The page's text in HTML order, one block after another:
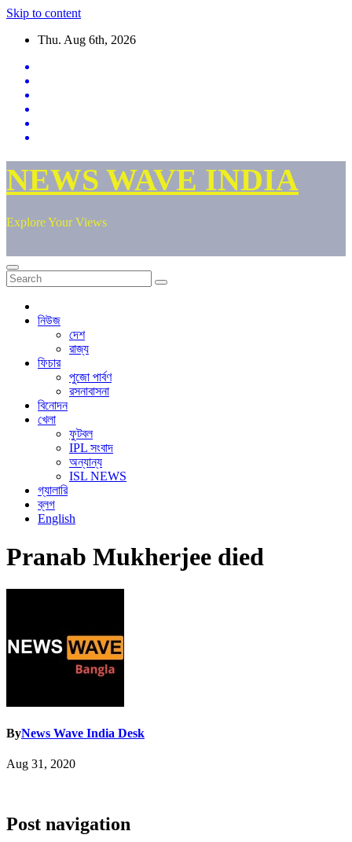
Skip to content
Thu. Aug 6th, 2026
NEWS WAVE INDIA
Explore Your Views
নিউজ
দেশ
রাজ্য
ফিচার
পুজো পার্বণ
রসনাবাসনা
বিনোদন
খেলা
ফুটবল
IPL সংবাদ
অন্যান্য
ISL NEWS
গ্যালারি
ব্লগ
English
Pranab Mukherjee died
ByNews Wave India Desk
Aug 31, 2020
Post navigation